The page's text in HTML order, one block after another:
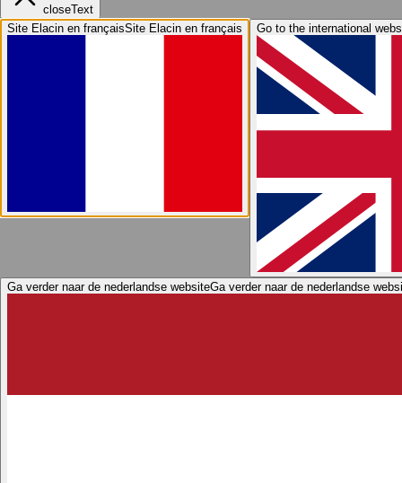
closeText
Site Elacin en françaisSite Elacin en français Go to the international
Ga verder naar de nederlandse websiteGa verder naar de nederlandse